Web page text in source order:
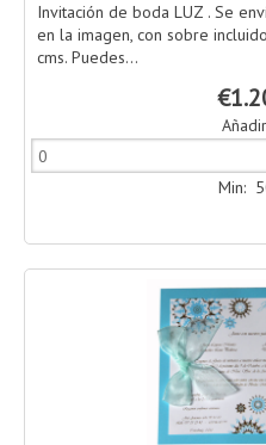
Invitación de boda LUZ . Se
en la imagen, con sobre
cms. Puedes...
Min: